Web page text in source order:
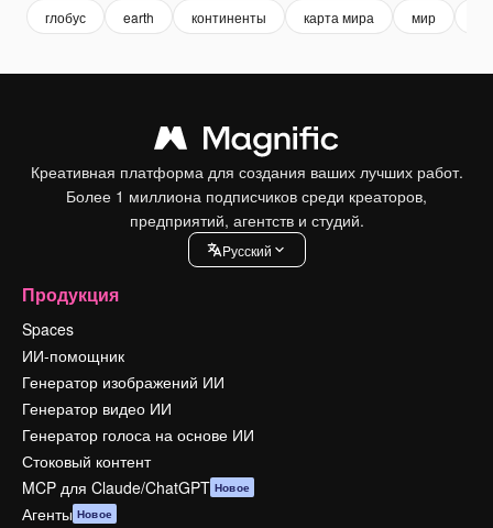
глобус earth континенты карта мира мир
Креативная платформа для создания ваших лучших работ.
Более 1 миллиона подписчиков среди креаторов,
предприятий, агентств и студий.
Pусский
Продукция
Spaces
ИИ-помощник
Генератор изображений ИИ
Генератор видео ИИ
Генератор голоса на основе ИИ
Стоковый контент
MCP для Claude/ChatGPT Новое
Агенты Новое